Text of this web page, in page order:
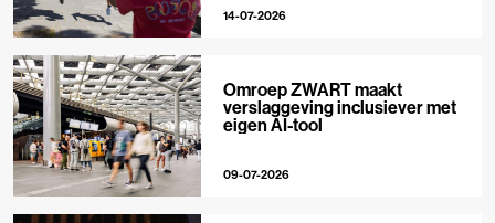
14-07-2026
Omroep ZWART maakt
verslaggeving inclusiever met
eigen AI-tool
09-07-2026